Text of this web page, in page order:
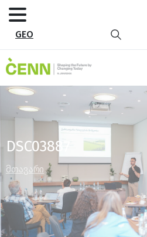
GEO
DSC03887
მთავარი